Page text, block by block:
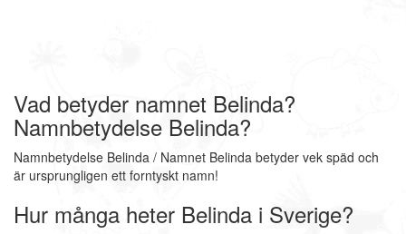
Vad betyder namnet Belinda?
Namnbetydelse Belinda?
Namnbetydelse Belinda / Namnet Belinda betyder vek späd och
är ursprungligen ett forntyskt namn!
Hur många heter Belinda i Sverige?